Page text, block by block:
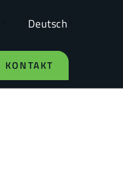
Deutsch
KONTAKT